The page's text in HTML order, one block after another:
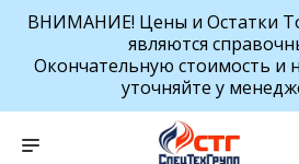
ВНИМАНИЕ! Цены и Остатки
являются
Окончательную стоимость и
уточняйте у